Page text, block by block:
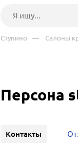
Ступино — Салоны
Персона
Контакты